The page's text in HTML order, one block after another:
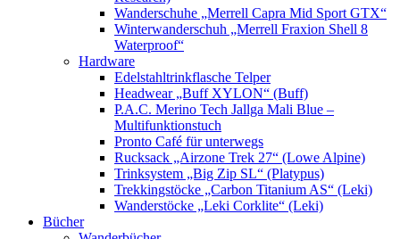
Wanderschuhe „Merrell Capra Mid Sport GTX“
Winterwanderschuh „Merrell Fraxion Shell 8
Waterproof“
Hardware
Edelstahltrinkflasche Telper
Headwear „Buff XYLON“ (Buff)
P.A.C. Merino Tech Jallga Mali Blue –
Multifunktionstuch
Pronto Café für unterwegs
Rucksack „Airzone Trek 27“ (Lowe Alpine)
Trinksystem „Big Zip SL“ (Platypus)
Trekkingstöcke „Carbon Titanium AS“ (Leki)
Wanderstöcke „Leki Corklite“ (Leki)
Bücher